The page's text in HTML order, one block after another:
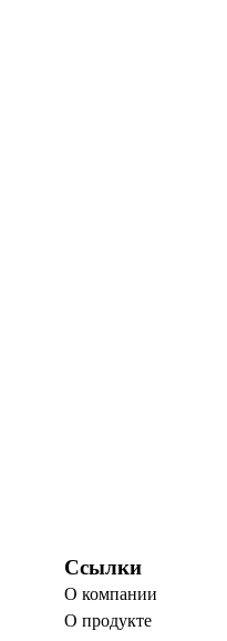
Ссылки
О компании
О продукте